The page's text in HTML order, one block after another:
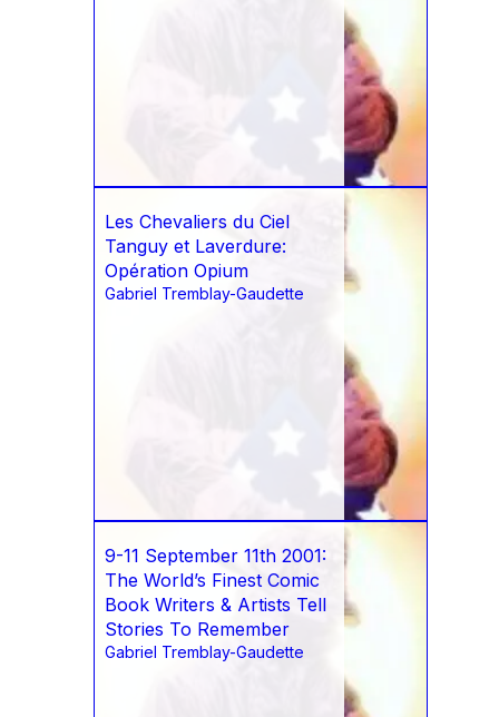
Les Chevaliers du Ciel
Tanguy et Laverdure:
Opération Opium
Gabriel Tremblay-Gaudette
9-11 September 11th 2001:
The World’s Finest Comic
Book Writers & Artists Tell
Stories To Remember
Gabriel Tremblay-Gaudette